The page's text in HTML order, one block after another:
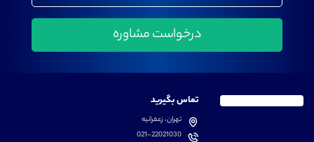
تماس بگیرید
تهران، زعفرانیه
021-22021030